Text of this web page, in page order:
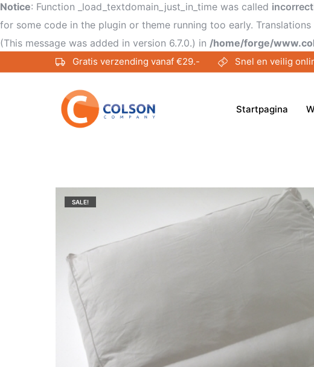
Notice: Function _load_textdomain_just_in_time was called
for some code in the plugin or theme running too early.
(This message was added in version 6.7.0.) in /home/forge/
Gratis verzending vanaf €29.- Snel en veilig
Startpagina
SALE!